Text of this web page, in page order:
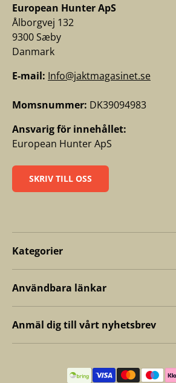
European Hunter ApS
Ålborgvej 132
9300 Sæby
Danmark
E-mail: Info@jaktmagasinet.se
Momsnummer: DK39094983
Ansvarig för innehållet:
European Hunter ApS
SKRIV TILL OSS
Kategorier
Användbara länkar
Anmäl dig till vårt nyhetsbrev
Betalningsmetoder